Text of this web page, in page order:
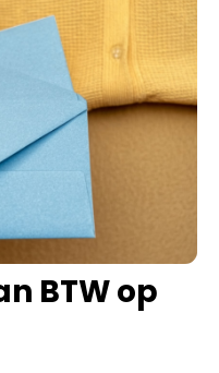
BTW op